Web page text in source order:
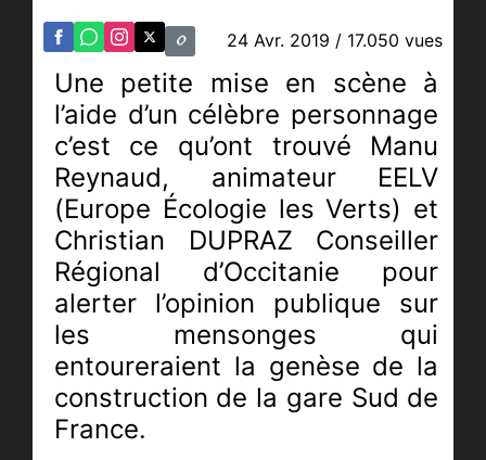
24 Avr. 2019 / 17.050 vues
Une petite mise en scène à
l’aide d’un célèbre personnage
c’est ce qu’ont trouvé Manu
Reynaud, animateur EELV
(Europe Écologie les Verts) et
Christian DUPRAZ Conseiller
Régional d’Occitanie pour
alerter l’opinion publique sur
les mensonges qui
entoureraient la genèse de la
construction de la gare Sud de
France.